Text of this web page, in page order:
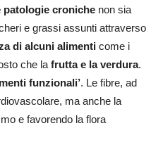
patologie croniche non sia
e grassi assunti attraverso
di alcuni alimenti come i
che la frutta e la verdura.
funzionali’. Le fibre, ad
ma anche la
e favorendo la flora